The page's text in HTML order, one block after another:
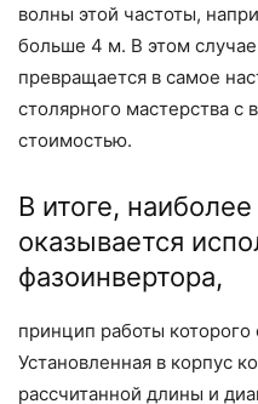
волны этой частоты,
больше 4 м. В этом
превращается в самое
столярного мастерства с
стоимостью.
В итоге,
оказывается
фазоинвертора,
принцип работы которого
Установленная в корпус
рассчитанной длины и